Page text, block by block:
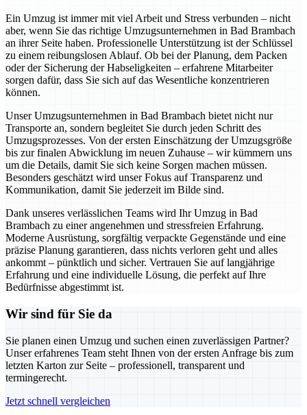
Ein Umzug ist immer mit viel Arbeit und Stress verbunden – nicht
aber, wenn Sie das richtige Umzugsunternehmen in Bad Brambach
an ihrer Seite haben. Professionelle Unterstützung ist der Schlüssel
zu einem reibungslosen Ablauf. Ob bei der Planung, dem Packen
oder der Sicherung der Habseligkeiten – erfahrene Mitarbeiter
sorgen dafür, dass Sie sich auf das Wesentliche konzentrieren
können.
Unser Umzugsunternehmen in Bad Brambach bietet nicht nur
Transporte an, sondern begleitet Sie durch jeden Schritt des
Umzugsprozesses. Von der ersten Einschätzung der Umzugsgröße
bis zur finalen Abwicklung im neuen Zuhause – wir kümmern uns
um die Details, damit Sie sich keine Sorgen machen müssen.
Besonders geschätzt wird unser Fokus auf Transparenz und
Kommunikation, damit Sie jederzeit im Bilde sind.
Dank unseres verlässlichen Teams wird Ihr Umzug in Bad
Brambach zu einer angenehmen und stressfreien Erfahrung.
Moderne Ausrüstung, sorgfältig verpackte Gegenstände und eine
präzise Planung garantieren, dass nichts verloren geht und alles
ankommt – pünktlich und sicher. Vertrauen Sie auf langjährige
Erfahrung und eine individuelle Lösung, die perfekt auf Ihre
Bedürfnisse abgestimmt ist.
Wir sind für Sie da
Sie planen einen Umzug und suchen einen zuverlässigen Partner?
Unser erfahrenes Team steht Ihnen von der ersten Anfrage bis zum
letzten Karton zur Seite – professionell, transparent und
termingerecht.
Jetzt schnell vergleichen